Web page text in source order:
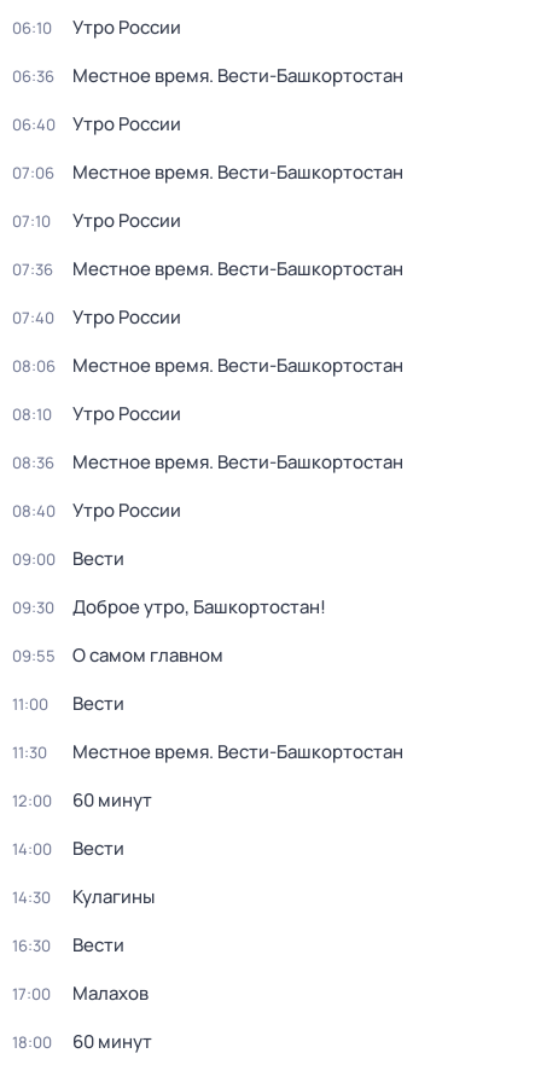
06:10 Утро России
06:36 Местное время. Вести-Башкортостан
06:40 Утро России
07:06 Местное время. Вести-Башкортостан
07:10 Утро России
07:36 Местное время. Вести-Башкортостан
07:40 Утро России
08:06 Местное время. Вести-Башкортостан
08:10 Утро России
08:36 Местное время. Вести-Башкортостан
08:40 Утро России
09:00 Вести
09:30 Доброе утро, Башкортостан!
09:55 О самом главном
11:00 Вести
11:30 Местное время. Вести-Башкортостан
12:00 60 минут
14:00 Вести
14:30 Кулагины
16:30 Вести
17:00 Малахов
18:00 60 минут